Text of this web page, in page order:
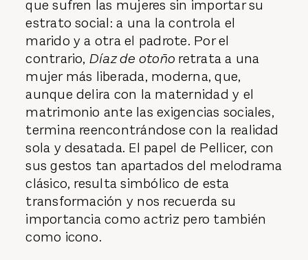
que sufren las mujeres sin importar su
estrato social: a una la controla el
marido y a otra el padrote. Por el
contrario, Díaz de otoño retrata a una
mujer más liberada, moderna, que,
aunque delira con la maternidad y el
matrimonio ante las exigencias sociales,
termina reencontrándose con la realidad
sola y desatada. El papel de Pellicer, con
sus gestos tan apartados del melodrama
clásico, resulta simbólico de esta
transformación y nos recuerda su
importancia como actriz pero también
como icono.